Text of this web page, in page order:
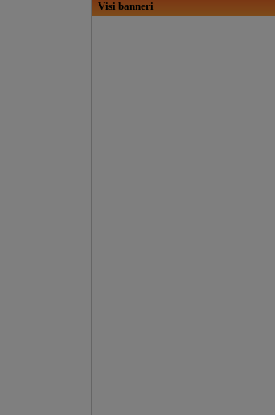
Visi banneri